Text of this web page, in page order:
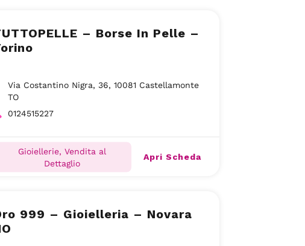
– Borse In Pelle –
Via Costantino Nigra, 36, 10081 Castellamonte
TO
0124515227
Gioiellerie, Vendita al
Dettaglio
Apri Scheda
999 – Gioielleria – Novara